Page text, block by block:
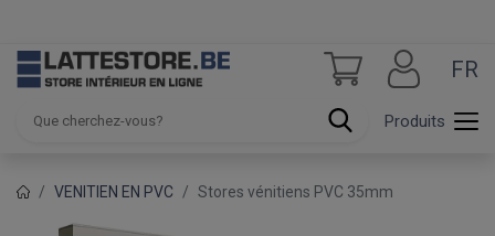
Produits
FR
VENITIEN EN PVC Stores vénitiens PVC 35mm